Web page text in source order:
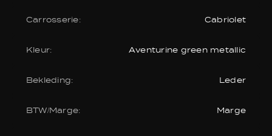
Carrosserie: Cabriolet
Kleur: Aventurine green metallic
Bekleding: Leder
BTW/Marge: Marge